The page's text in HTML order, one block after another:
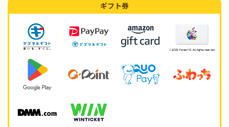
ギフト券